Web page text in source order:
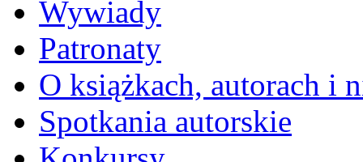
Wywiady
Patronaty
O książkach, autorach i
Spotkania autorskie